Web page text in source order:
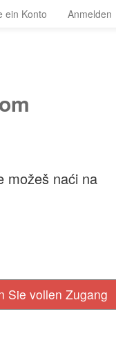
ein Konto Anmelden
možeš naći na
Sie vollen Zugang